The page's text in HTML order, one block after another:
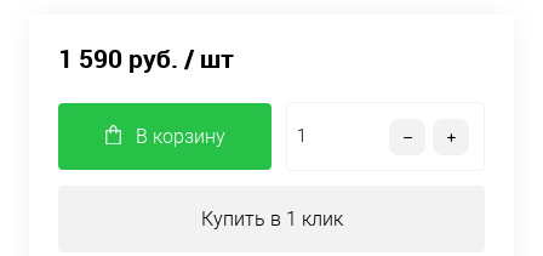
1 590 руб. / шт
В корзину
Купить в 1 клик